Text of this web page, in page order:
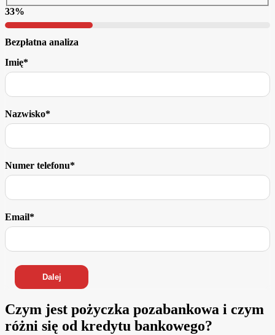
33%
Bezpłatna analiza
Imię*
Nazwisko*
Numer telefonu*
Email*
Dalej
Czym jest pożyczka pozabankowa i czym
różni się od kredytu bankowego?